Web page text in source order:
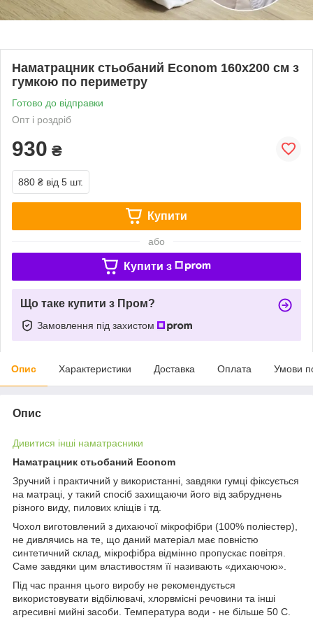
Наматрацник стьобаний Econom 160х200 см з
гумкою по периметру
Готово до відправки
Опт і роздріб
930 ₴
880 ₴ від 5 шт.
Купити
або
Купити з
Що таке купити з Пром?
Замовлення під захистом
Опис Характеристики Доставка Оплата Умови
Опис
Дивитися інші наматрасники
Наматрацник стьобаний Econom
Зручний і практичний у використанні, завдяки гумці фіксується
на матраці, у такий спосіб захищаючи його від забруднень
різного виду, пилових кліщів і тд.
Чохол виготовлений з дихаючої мікрофібри (100% поліестер),
не дивлячись на те, що даний матеріал має повністю
синтетичний склад, мікрофібра відмінно пропускає повітря.
Саме завдяки цим властивостям її називають «дихаючою».
Під час прання цього виробу не рекомендується
використовувати відбілювачі, хлорвмісні речовини та інші
агресивні мийні засоби. Температура води - не більше 50 С.